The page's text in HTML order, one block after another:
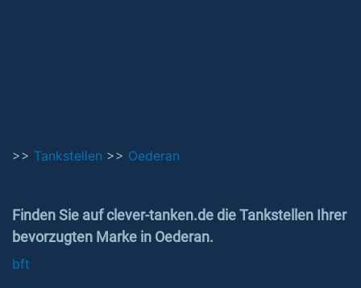
>> Tankstellen >> Oederan
Finden Sie auf clever-tanken.de die Tankstellen Ihrer
bevorzugten Marke in Oederan.
bft